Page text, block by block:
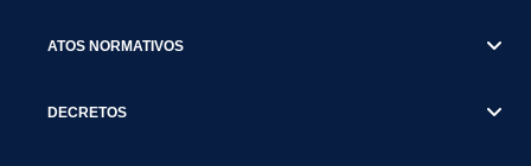
ATOS NORMATIVOS
DECRETOS